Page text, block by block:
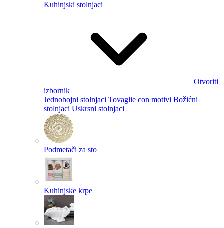
Kuhinjski stolnjaci
Otvoriti
izbornik
Jednobojni stolnjaci Tovaglie con motivi Božićni
stolnjaci Uskrsni stolnjaci
Podmetači za sto
Kuhinjske krpe